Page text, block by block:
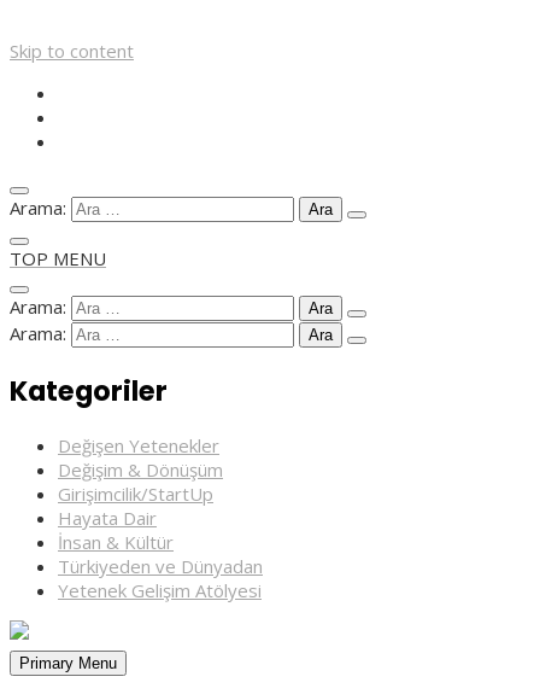
Skip to content
Arama:
TOP MENU
Arama:
Arama:
Kategoriler
Değişen Yetenekler
Değişim & Dönüşüm
Girişimcilik/StartUp
Hayata Dair
İnsan & Kültür
Türkiyeden ve Dünyadan
Yetenek Gelişim Atölyesi
Primary Menu